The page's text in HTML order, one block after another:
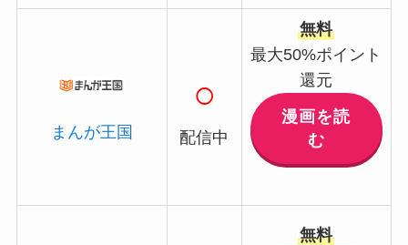
まんが王国
○
配信中
無料
最大50%ポイント
還元
漫画を読
む
無料